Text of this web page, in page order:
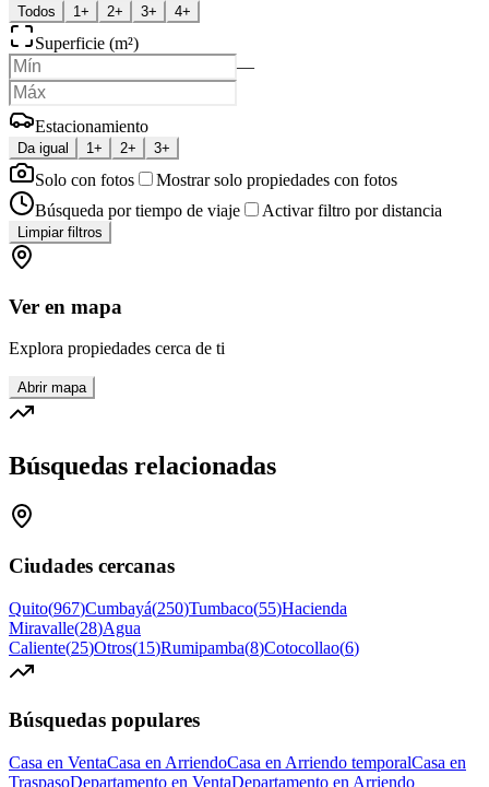
Todos 1+ 2+ 3+ 4+
Superficie (m²)
—
Estacionamiento
Da igual 1+ 2+ 3+
Solo con fotos
Mostrar solo propiedades con fotos
Búsqueda por tiempo de viaje
Activar filtro por distancia
Limpiar filtros
Ver en mapa
Explora propiedades cerca de ti
Abrir mapa
Búsquedas relacionadas
Ciudades cercanas
Quito(967)Cumbayá(250)Tumbaco(55)Hacienda
Miravalle(28)Agua
Caliente(25)Otros(15)Rumipamba(8)Cotocollao(6)
Búsquedas populares
Casa en VentaCasa en ArriendoCasa en Arriendo temporalCasa en
TraspasoDepartamento en VentaDepartamento en Arriendo